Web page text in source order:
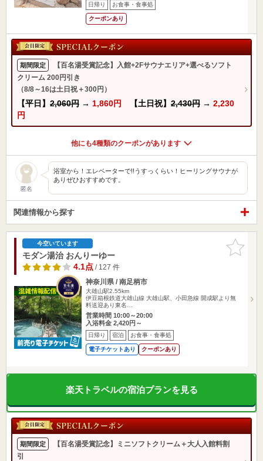
日帰り お食事・食事処
クーポンあり
期間限定
【百名湯受賞記念】入館+2Fサウナエリア+選べるソフト
クリーム 200円引き
（8/8～16は土日祝＋300円）
【平日】 2,060円 → 1,860円 【土日祝】 2,430円 → 2,230
円
他にも4種類のクーポンがあります
匿名
浴室から！エレベーターで!!うすっくらい！ヒーリングサウナが
ありぜひおすすめです。
関連情報から探す
お気に入
りに追加
今空いています
モダン湯治 おんりーゆー
4.1点/ 127 件
神奈川県 / 南足柄市
大雄山駅2.55km
伊豆箱根鉄道大雄山線 大雄山駅、小田急線 開成駅より無
料送迎あり東名…
営業時間 10:00～20:00
入浴料金 2,420円～
日帰り 宿泊 お食事・食事処
電子チケットあり クーポンあり
楽天トラベルの宿泊プランを見る
期間限定
【百名湯受賞記念】ミニソフトクリーム＋大人入館料割
引